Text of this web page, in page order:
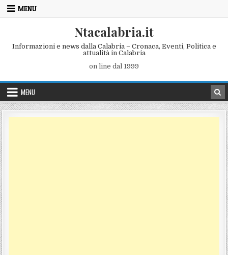
Skip to content
MENU
Ntacalabria.it
Informazioni e news dalla Calabria – Cronaca, Eventi, Politica e
attualità in Calabria
on line dal 1999
MENU